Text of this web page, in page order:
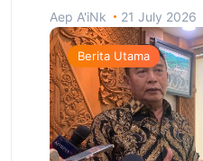
Aep A'iNk 21 July 2026
Berita Utama